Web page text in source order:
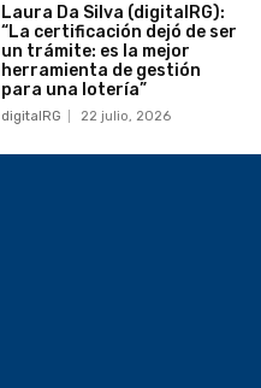
Laura Da Silva (digitalRG):
“La certificación dejó de ser
un trámite: es la mejor
herramienta de gestión
para una lotería”
digitalRG 22 julio, 2026